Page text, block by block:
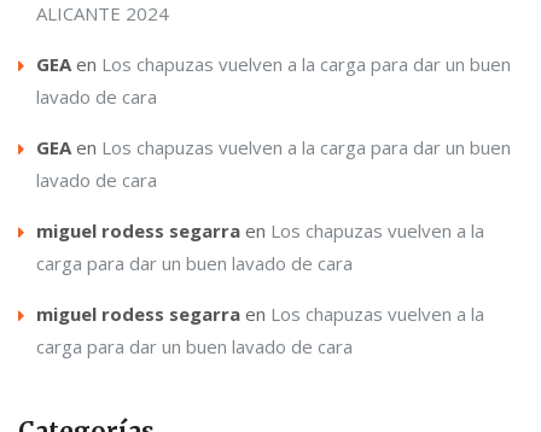
ALICANTE 2024
GEAen Los chapuzas vuelven a la carga para dar un buen
lavado de cara
GEAen Los chapuzas vuelven a la carga para dar un buen
lavado de cara
miguel rodess segarra en Los chapuzas vuelven a la
carga para dar un buen lavado de cara
miguel rodess segarra en Los chapuzas vuelven a la
carga para dar un buen lavado de cara